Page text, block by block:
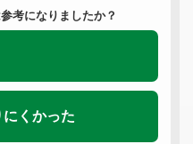
考になりましたか？
くかった